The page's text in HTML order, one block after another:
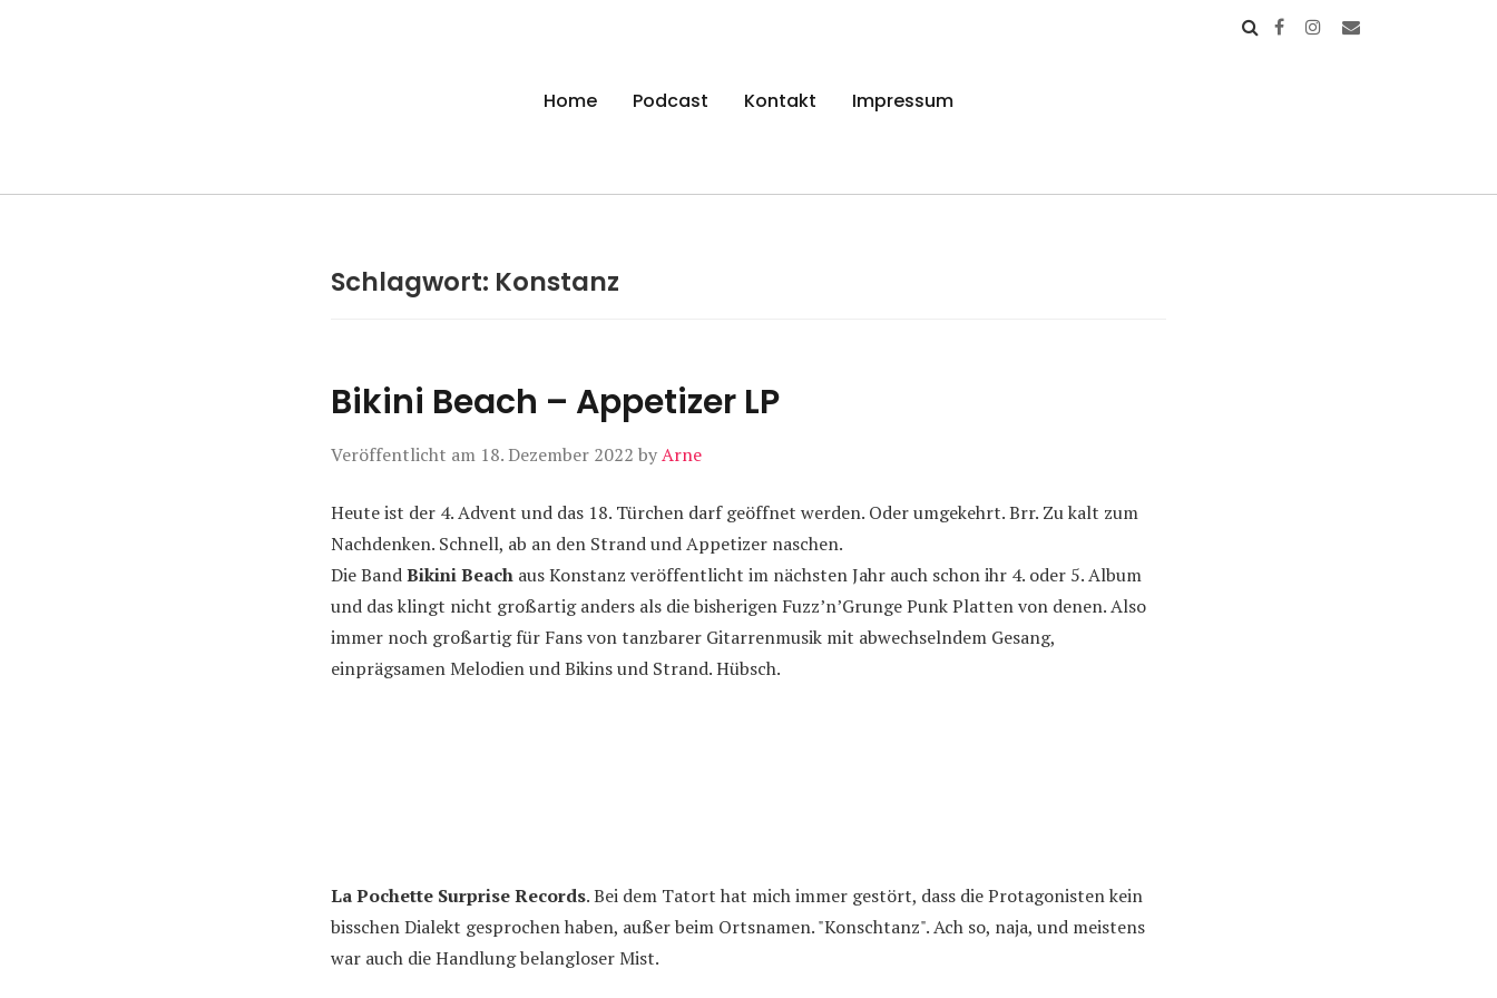
Manierenversagen
Home Podcast Kontakt Impressum
Schlagwort: Konstanz
Bikini Beach – Appetizer LP
Veröffentlicht am 18. Dezember 2022 byArne
Heute ist der 4. Advent und das 18. Türchen darf geöffnet werden. Oder umgekehrt. Brr. Zu kalt zum
Nachdenken. Schnell, ab an den Strand und Appetizer naschen.
Die BandBikini Beach aus Konstanz veröffentlicht im nächsten Jahr auch schon ihr 4. oder 5. Album
und das klingt nicht großartig anders als die bisherigen Fuzz’n’Grunge Punk Platten von denen. Also
immer noch großartig für Fans von tanzbarer Gitarrenmusik mit abwechselndem Gesang,
einprägsamen Melodien und Bikins und Strand. Hübsch.
La Pochette Surprise Records. Bei dem Tatort hat mich immer gestört, dass die Protagonisten kein
bisschen Dialekt gesprochen haben, außer beim Ortsnamen. "Konschtanz". Ach so, naja, und meistens
war auch die Handlung belangloser Mist.